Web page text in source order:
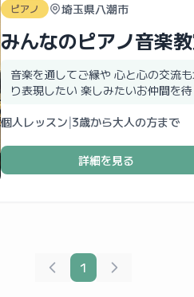
ピアノ 埼玉県八潮市
みんなのピアノ音楽
音楽を通してご縁や 心と心の交流
り表現したい 楽しみたいお仲間を
個人レッスン|3歳から大人の方まで
詳細を見る
1